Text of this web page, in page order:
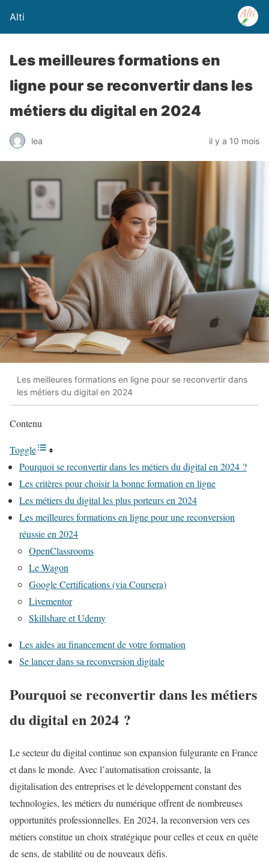
Alti
Les meilleures formations en
ligne pour se reconvertir dans les
métiers du digital en 2024
lea il y a 10 mois
Les meilleures formations en ligne pour se reconvertir dans
les métiers du digital en 2024
Contenu
Toggle
Pourquoi se reconvertir dans les métiers du digital en 2024 ?
Les critères pour choisir la bonne formation en ligne
Les métiers du digital les plus porteurs en 2024
Les meilleures formations en ligne pour une reconversion
réussie en 2024
OpenClassrooms
Le Wagon
Google Certifications (via Coursera)
Livementor
Skillshare et Udemy
Les aides au financement de votre formation
Se lancer dans sa reconversion digitale
Pourquoi se reconvertir dans les métiers
du digital en 2024 ?
Le secteur du digital continue son expansion fulgurante en France
et dans le monde. Avec l’automatisation croissante, la
digitalisation des entreprises et le développement constant des
technologies, les métiers du numérique offrent de nombreuses
opportunités professionnelles. En 2024, la reconversion vers ces
métiers constitue un choix stratégique pour celles et ceux en quête
de sens, de stabilité ou de nouveaux défis.